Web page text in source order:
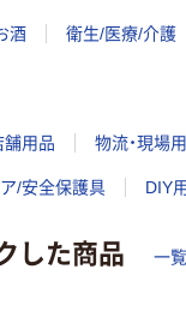
酒 衛生/医療/介護
舗用品 物流・現場
/安全保護具 DIY
した商品 一